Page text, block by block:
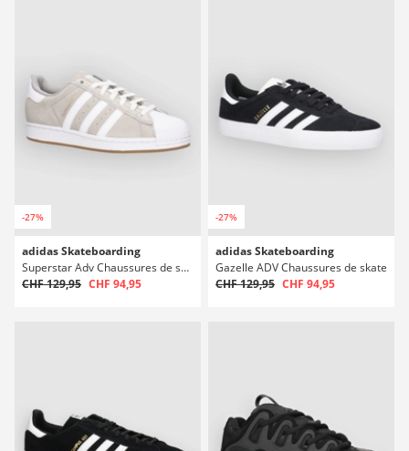
-27%
adidas Skateboarding
Superstar Adv Chaussures de skate
CHF 129,95 CHF 94,95
-27%
adidas Skateboarding
Gazelle ADV Chaussures de skate
CHF 129,95 CHF 94,95